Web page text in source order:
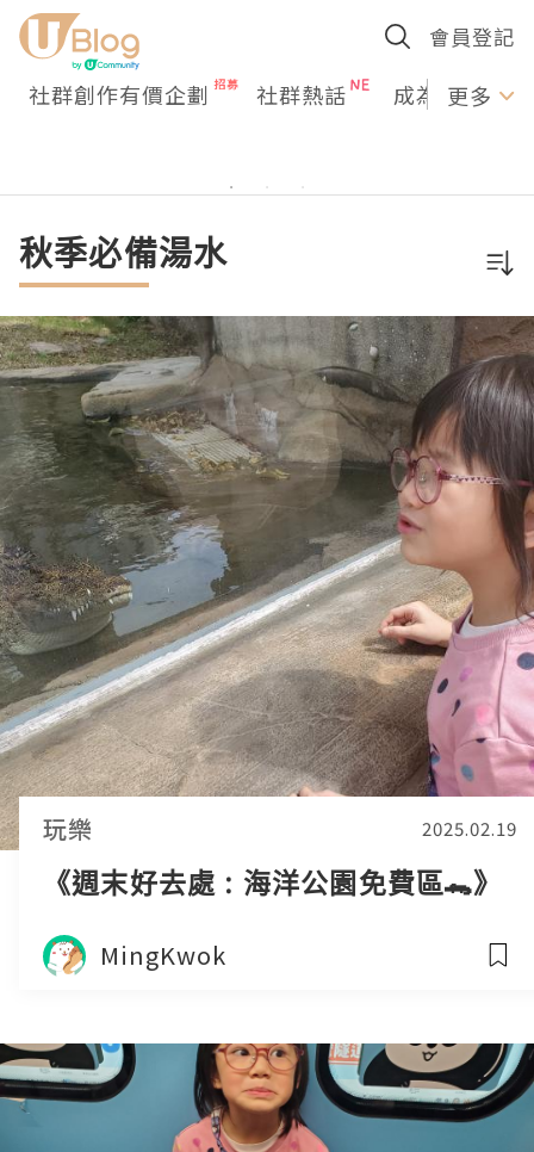
會員登記
社群創作有價企劃 社群熱話 成為U更多
秋季必備湯水
玩樂 2025.02.19
《週末好去處 : 海洋公園免費區🐊》
MingKwok